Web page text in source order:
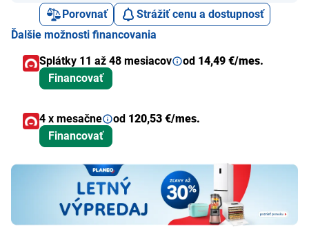
Porovnať
Strážiť cenu a dostupnosť
Ďalšie možnosti financovania
Splátky 11 až 48 mesiacov
od 14,49 €/mes.
Financovať
4 x mesačne od 120,53 €/mes.
Financovať